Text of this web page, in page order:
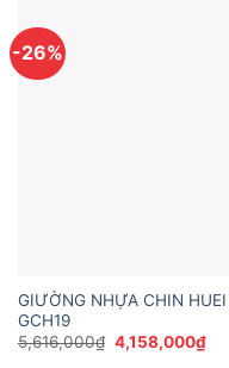
-26%
GIƯỜNG NHỰA CHIN HUEI
GCH19
5,616,000₫ Giá
gốc
4,158,000₫Giá
hiện